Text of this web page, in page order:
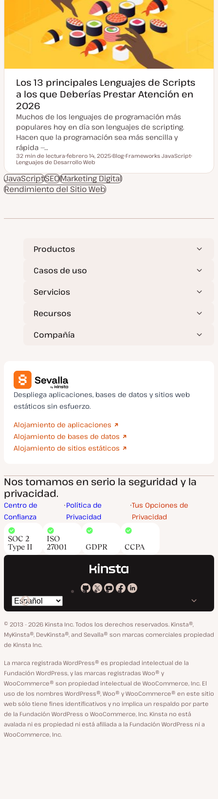
t
u
z
a
o
s
t
Los 13 principales Lenguajes de Scripts
a los que Deberías Prestar Atención en
2026
Muchos de los lenguajes de programación más
populares hoy en día son lenguajes de scripting.
Hacen que la programación sea más sencilla y
rápida —…
Tiempo de lectura
32 min de lectura
F
c
h
a
a
a
d
febrero 14, 2025
p
o
t
Blog
m
Frameworks JavaScript
m
Lenguajes de Desarrollo Web
JavaScriptSEOMarketing Digital
Rendimiento del Sitio Web
Productos
Casos de uso
Servicios
Recursos
Compañía
Despliega aplicaciones, bases de datos y sitios web
estáticos sin esfuerzo.
Alojamiento de aplicaciones
Alojamiento de bases de datos
Alojamiento de sitios estáticos
Nos tomamos en serio la seguridad y la
privacidad.
Centro de
Confianza
Política de
Privacidad
Tus Opciones de
Privacidad
SOC 2
Type II
ISO
27001
GDPR CCPA
Kinsta
GitHub
Kinsta
X
Kinsta
YouTube
Kinsta
Facebook
Kinsta
LinkedIn
Cambiar
idioma
© 2013 - 2026 Kinsta Inc. Todos los derechos reservados. Kinsta®,
MyKinsta®, DevKinsta®, and Sevalla® son marcas comerciales propiedad
de Kinsta Inc.
La marca registrada WordPress® es propiedad intelectual de la
Fundación WordPress, y las marcas registradas Woo® y
WooCommerce® son propiedad intelectual de WooCommerce, Inc. El
uso de los nombres WordPress®, Woo® y WooCommerce® en este sitio
web sólo tiene fines identificativos y no implica un respaldo por parte
de la Fundación WordPress o WooCommerce, Inc. Kinsta no está
avalada ni es propiedad ni está afiliada a la Fundación WordPress ni a
WooCommerce, Inc.